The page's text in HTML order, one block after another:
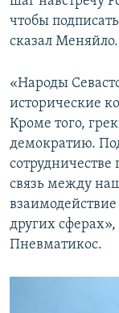
чтобы
сказал Меняйло.
«Народы
исторические
Кроме того,
демократию.
связь между
других
Пневматикос.